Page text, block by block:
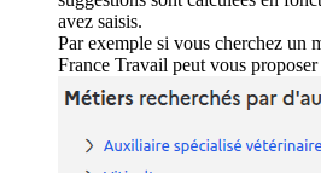
avez saisis.
Par exemple si vous cherchez un
France Travail peut vous proposer